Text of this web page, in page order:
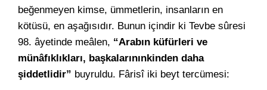
beğenmeyen kimse, ümmetlerin, insanların en
kötüsü, en aşağısıdır. Bunun içindir ki Tevbe sûresi
98. âyetinde meâlen, “Arabın küfürleri ve
münâfıklıkları, başkalarınınkinden daha
şiddetlidir” buyruldu. Fârisî iki beyt tercümesi: